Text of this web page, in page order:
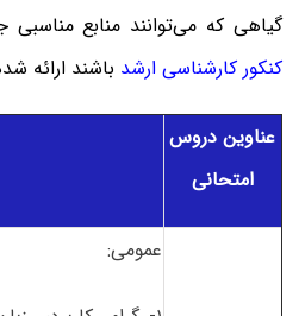
گیاهی که می‌توانند منابع
کنکور کارشناسی ارشد باشند ارائه
عناوین دروس
امتحانی
عمومی: